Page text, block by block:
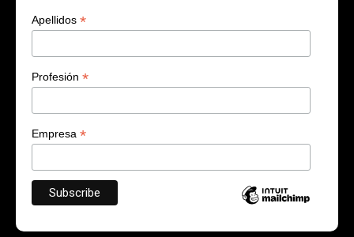
Apellidos *
Profesión *
Empresa *